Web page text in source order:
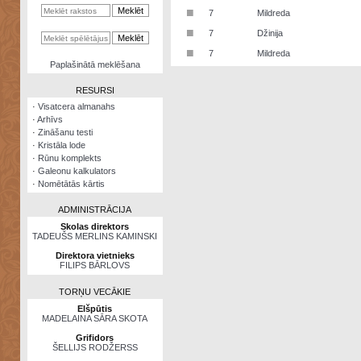
kalkulators
NomētātāsPaplašinātā meklēšana
RESURSI
· Visatcera almanahs
· Arhīvs
· Zināšanu testi
· Kristāla lode
· Rūnu komplekts
· Galeonu kalkulators
· Nomētātās kārtis
ADMINISTRĀCIJA
Skolas direktors
TADEUŠS MERLINS KAMINSKI
Direktora vietnieks
FILIPS BĀRLOVS
TORŅU VECĀKIE
Elšpūtis
MADELAINA SĀRA SKOTA
Grifidors
ŠELLIJS RODŽERSS
■ 7 Mildreda
■ 7 Džinija
■ 7 Mildreda